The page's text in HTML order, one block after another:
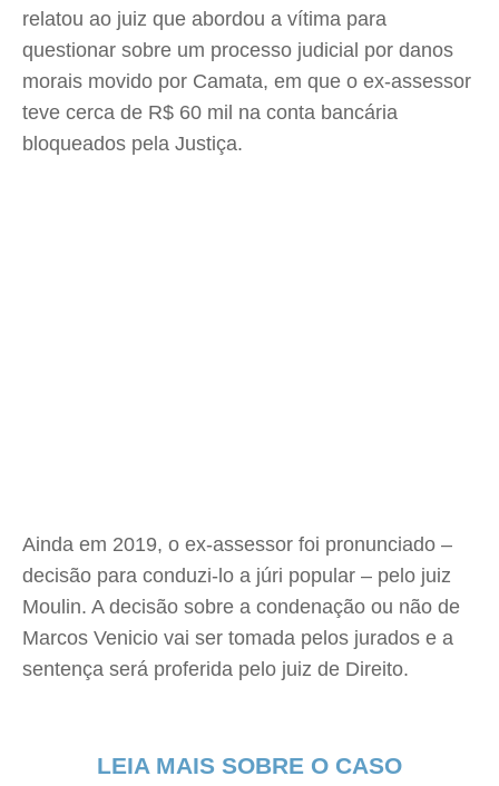
relatou ao juiz que abordou a vítima para
questionar sobre um processo judicial por danos
morais movido por Camata, em que o ex-assessor
teve cerca de R$ 60 mil na conta bancária
bloqueados pela Justiça.
Ainda em 2019, o ex-assessor foi pronunciado –
decisão para conduzi-lo a júri popular – pelo juiz
Moulin. A decisão sobre a condenação ou não de
Marcos Venicio vai ser tomada pelos jurados e a
sentença será proferida pelo juiz de Direito.
LEIA MAIS SOBRE O CASO